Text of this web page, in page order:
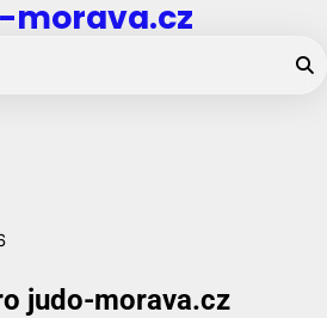
morava.cz
judo-morava.cz